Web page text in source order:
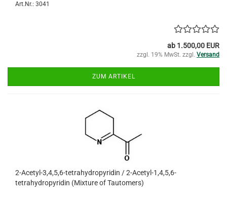
Art.Nr.: 3041
ab 1.500,00 EUR
zzgl. 19% MwSt. zzgl. Versand
ZUM ARTIKEL
2-Acetyl-3,4,5,6-tetrahydropyridin / 2-Acetyl-1,4,5,6-
tetrahydropyridin (Mixture of Tautomers)